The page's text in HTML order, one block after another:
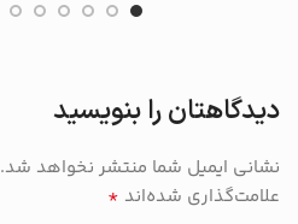
دیدگاهتان را بنویسید
نشانی ایمیل شما منتشر نخواهد شد.
علامت‌گذاری شده‌اند *